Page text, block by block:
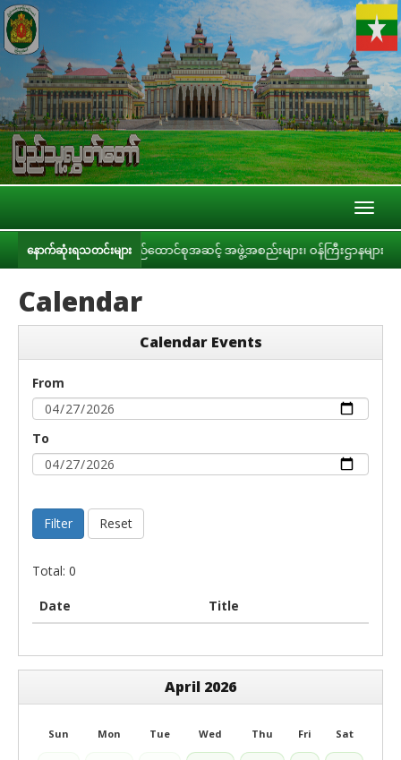
နောက်ဆုံးရသတင်းများ
ရေးကော်မတီနှင့် ပြည်ထောင်စုအဆင့် အဖွဲ့အစည်းများ၊ ဝန်ကြီးဌာနများ၊
Calendar
Calendar Events
From
To
Filter Reset
Total: 0
Date Title
April 2026
Sun Mon Tue Wed Thu Fri Sat